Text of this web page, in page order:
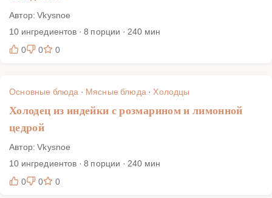
Автор: Vkysnoe
10 ингредиентов · 8 порции · 240 мин
0
0 0
Основные блюда · Мясные блюда·Холодцы
Холодец из индейки с розмарином и лимонной
цедрой
Автор: Vkysnoe
10 ингредиентов · 8 порции · 240 мин
0
0 0